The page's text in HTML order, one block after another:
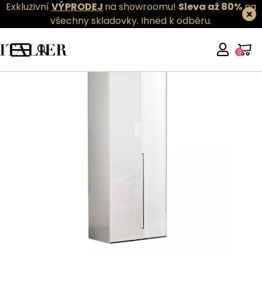
ExkluzivníVÝPRODEJ na showroomu! Sleva až 80%na
všechny skladovky. Ihned k odběru.
0